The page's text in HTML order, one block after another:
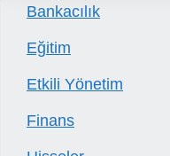
Bankacılık
Eğitim
Etkili Yönetim
Finans